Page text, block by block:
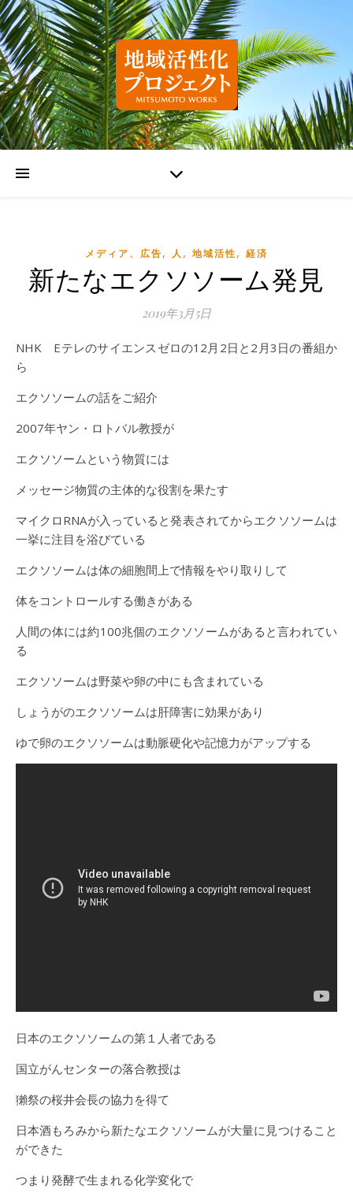
メディア、広告, 人 , 地域活性, 経済
新たなエクソソーム発見
2019年3月5日
NHK Eテレのサイエンスゼロの12月2日と2月3日の番組か
ら
エクソソームの話をご紹介
2007年ヤン・ロトバル教授が
エクソソームという物質には
メッセージ物質の主体的な役割を果たす
マイクロRNAが入っていると発表されてからエクソソームは
一挙に注目を浴びている
エクソソームは体の細胞間上で情報をやり取りして
体をコントロールする働きがある
人間の体には約100兆個のエクソソームがあると言われてい
る
エクソソームは野菜や卵の中にも含まれている
しょうがのエクソソームは肝障害に効果があり
ゆで卵のエクソソームは動脈硬化や記憶力がアップする
日本のエクソソームの第１人者である
国立がんセンターの落合教授は
獺祭の桜井会長の協力を得て
日本酒もろみから新たなエクソソームが大量に見つけること
ができた
つまり発酵で生まれる化学変化で